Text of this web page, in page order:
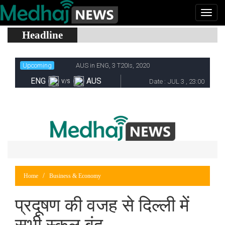
Headline
Home Business & Economy
प्रदूषण की वजह से दिल्ली में